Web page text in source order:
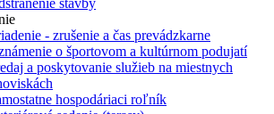
stavby
- zrušenie a čas prevádzkarne
o športovom a kultúrnom podujatí
a poskytovanie služieb na miestnych
hospodáriaci roľník